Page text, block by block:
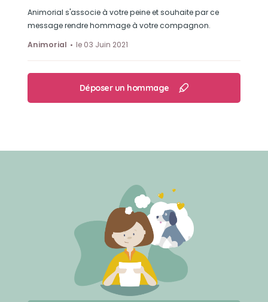
Animorial s'associe à votre peine et souhaite par ce
message rendre hommage à votre compagnon.
Animorial
le 03 Juin 2021
Déposer un hommage